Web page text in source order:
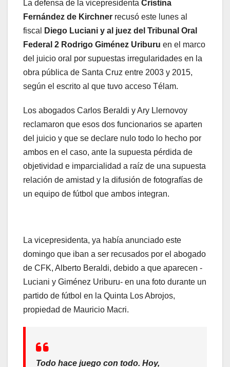
La defensa de la vicepresidenta Cristina
Fernández de Kirchner recusó este lunes al
fiscal
Diego Luciani y al juez del Tribunal Oral
Federal 2 Rodrigo Giménez Uriburu en el marco
del juicio oral por supuestas irregularidades en la
obra pública de Santa Cruz entre 2003 y 2015,
según el escrito al que tuvo acceso Télam.
Los abogados Carlos Beraldi y Ary Llernovoy
reclamaron que esos dos funcionarios se aparten
del juicio y que se declare nulo todo lo hecho por
ambos en el caso, ante la supuesta pérdida de
objetividad e imparcialidad a raíz de una supuesta
relación de amistad y la difusión de fotografías de
un equipo de fútbol que ambos integran.
La vicepresidenta, ya había anunciado este
domingo que iban a ser recusados por el abogado
de CFK, Alberto Beraldi, debido a que aparecen -
Luciani y Giménez Uriburu- en una foto durante un
partido de fútbol en la Quinta Los Abrojos,
propiedad de Mauricio Macri.
Todo hace juego con todo. Hoy,